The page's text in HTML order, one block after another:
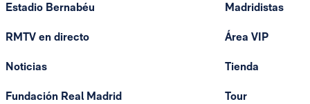
Estadio Bernabéu
RMTV en directo
Noticias
Fundación Real Madrid
Madridistas
Área VIP
Tienda
Tour